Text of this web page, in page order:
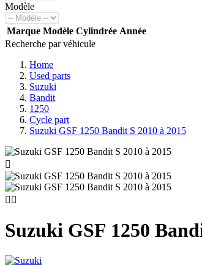
Modèle
Marque Modèle Cylindrée Année
Recherche par véhicule
Home
Used parts
Suzuki
Bandit
1250
Cycle part
Suzuki GSF 1250 Bandit S 2010 à 2015

 
Suzuki GSF 1250